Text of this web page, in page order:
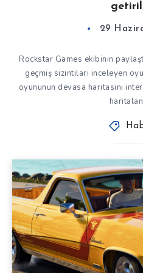
29
Rockstar Games ekibinin
geçmiş sızıntıları inceleyen
oyununun devasa haritasını